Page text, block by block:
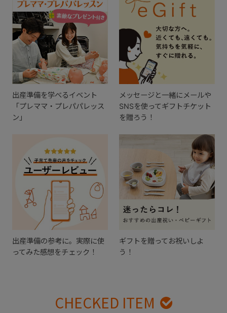
出産準備を学べるイベント
「プレママ・プレパパレッス
ン」
メッセージと一緒にメールや
SNSを使ってギフトチケット
を贈ろう！
出産準備の参考に。実際に使
ってみた感想をチェック！
ギフトを贈ってお祝いしよ
う！
CHECKED ITEM